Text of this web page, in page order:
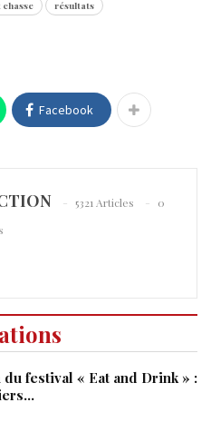
résultats
Facebook
5321 Articles
0
festival « Eat and Drink » :